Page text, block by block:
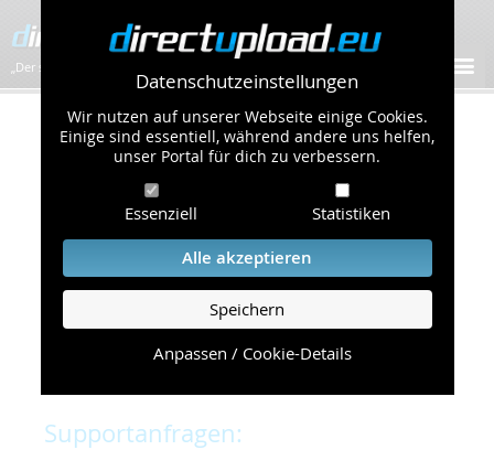
Datenschutzeinstellungen
Wir nutzen auf unserer Webseite einige Cookies.
Einige sind essentiell, während andere uns helfen,
unser Portal für dich zu verbessern.
Essenziell Statistiken
Alle akzeptieren
Speichern
Anpassen / Cookie-Details
„Der schnellste Bilder-Hoster im Web!”
Kontakt & Support
Um eine schnelle und unkomplizierte
Bearbeitung Ihres Problems zu gewährleisten,
bitten wir Sie,
folgende Punkte zu beachten und einzuhalten.
Die schnellste Hilfe finden Sie auf unserer
Seite, die die häufig gestellten Fragen
Supportanfragen: